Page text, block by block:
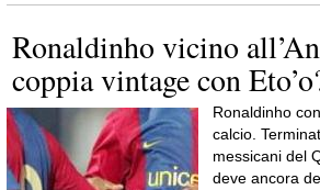
Ronaldinho vicino
coppia vintage con
Ronaldinho
calcio.
messicani del
deve ancora